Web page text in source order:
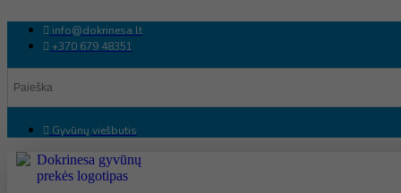
turinio
info@dokrinesa.lt
+370 679 48351
Gyvūnų viešbutis